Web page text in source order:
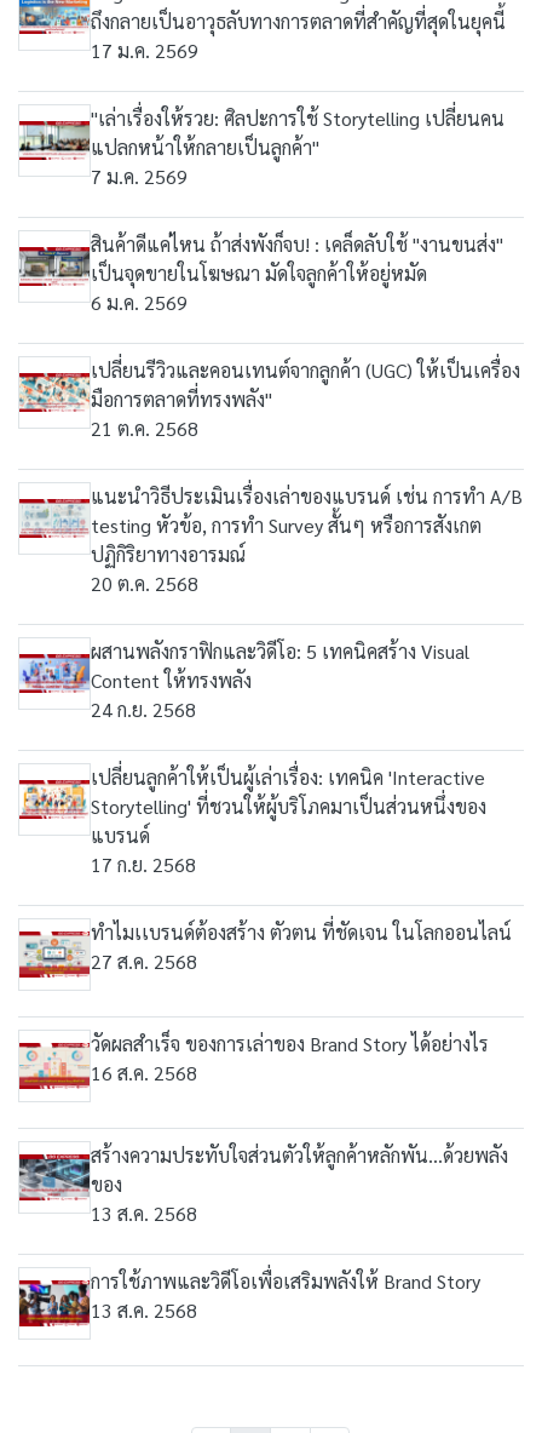
ถึงกลายเป็นอาวุธลับทางการตลาดที่สำคัญที่สุดในยุคนี้
17 ม.ค. 2569
"เล่าเรื่องให้รวย: ศิลปะการใช้ Storytelling เปลี่ยนคน
แปลกหน้าให้กลายเป็นลูกค้า"
7 ม.ค. 2569
สินค้าดีแค่ไหน ถ้าส่งพังก็จบ! : เคล็ดลับใช้ "งานขนส่ง"
เป็นจุดขายในโฆษณา มัดใจลูกค้าให้อยู่หมัด
6 ม.ค. 2569
เปลี่ยนรีวิวและคอนเทนต์จากลูกค้า (UGC) ให้เป็นเครื่อง
มือการตลาดที่ทรงพลัง"
21 ต.ค. 2568
แนะนำวิธีประเมินเรื่องเล่าของแบรนด์ เช่น การทำ A/B
testing หัวข้อ, การทำ Survey สั้นๆ หรือการสังเกต
ปฏิกิริยาทางอารมณ์
20 ต.ค. 2568
ผสานพลังกราฟิกและวิดีโอ: 5 เทคนิคสร้าง Visual
Content ให้ทรงพลัง
24 ก.ย. 2568
เปลี่ยนลูกค้าให้เป็นผู้เล่าเรื่อง: เทคนิค 'Interactive
Storytelling' ที่ชวนให้ผู้บริโภคมาเป็นส่วนหนึ่งของ
แบรนด์
17 ก.ย. 2568
ทําไมเเบรนด์ต้องสร้าง ตัวตน ที่ชัดเจน ในโลกออนไลน์
27 ส.ค. 2568
วัดผลสําเร็จ ของการเล่าของ Brand Story ได้อย่างไร
16 ส.ค. 2568
สร้างความประทับใจส่วนตัวให้ลูกค้าหลักพัน...ด้วยพลัง
ของ
13 ส.ค. 2568
การใช้ภาพและวิดีโอเพื่อเสริมพลังให้ Brand Story
13 ส.ค. 2568